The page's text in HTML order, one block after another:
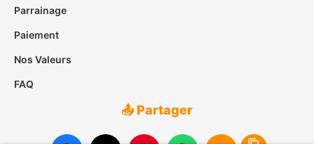
Parrainage
Paiement
Nos Valeurs
FAQ
📤 Partager